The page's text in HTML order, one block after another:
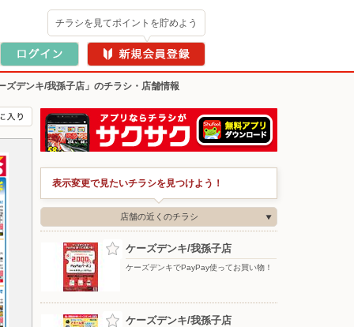
チラシを見てポイントを貯めよう
ズデンキ/我孫子店」のチラシ・店舗情報
表示変更で見たいチラシを見つけよう！
店舗の近くのチラシ
ケーズデンキ/我孫子店
ケーズデンキでPayPay使ってお買い物！
ケーズデンキ/我孫子店